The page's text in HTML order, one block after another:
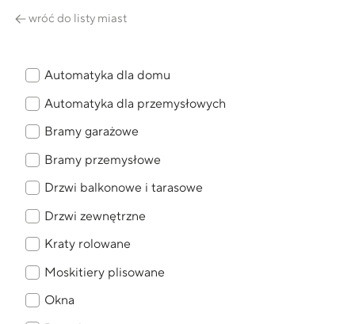
wróć do listy miast
Automatyka dla domu
Automatyka dla przemysłowych
Bramy garażowe
Bramy przemysłowe
Drzwi balkonowe i tarasowe
Drzwi zewnętrzne
Kraty rolowane
Moskitiery plisowane
Okna